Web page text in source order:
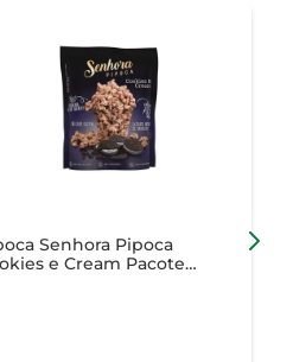
de glúten, tornando-se
a melhor experiência ao
incrível sem
Senhora Pipoca
e Cream Pacote